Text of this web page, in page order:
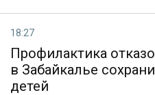
18:27
Профилактика
в Забайкалье
детей